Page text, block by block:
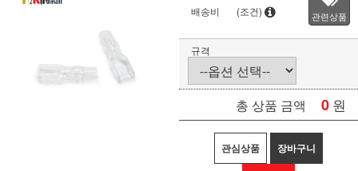
배송비
(조건) 관련상품
규격
총 상품 금액 0 원
관심상품 장바구니